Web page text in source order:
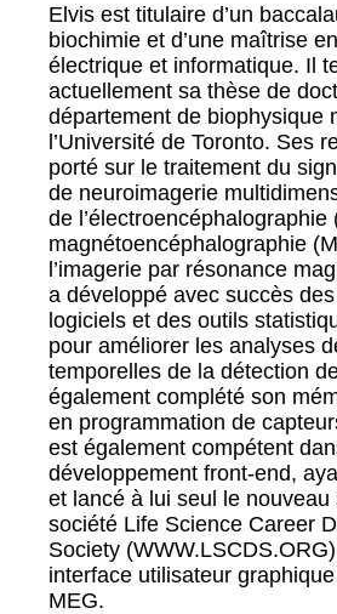
Elvis est titulaire d’un
biochimie et d’une maîtrise
électrique et informatique. Il
actuellement sa thèse de
département de biophysique
l’Université de Toronto. Ses
porté sur le traitement du
de neuroimagerie
de l’électroencéphalographie
magnétoencéphalographie
l’imagerie par résonance
a développé avec succès
logiciels et des outils
pour améliorer les analyses
temporelles de la détection
également complété son
en programmation de
est également compétent
développement front-end,
et lancé à lui seul le nouveau
société Life Science Career
Society
interface utilisateur
MEG.